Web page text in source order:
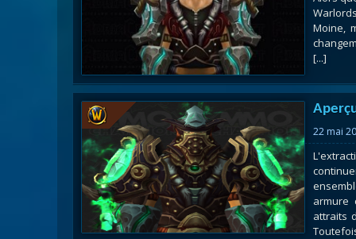
Moine,
[...]
22 mai
armure
attraits